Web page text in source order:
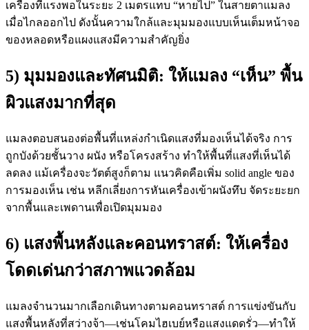
เครื่องที่แรงพอในระยะ 2 เมตรแทบ “หายไป” ในสายตาแมลง
เมื่อไกลออกไป ดังนั้นความใกล้และมุมมองแบบเห็นเต็มหน้าจอ
ของหลอดหรือแผงแสงมีความสำคัญยิ่ง
5) มุมมองและทัศนมิติ: ให้แมลง “เห็น” พื้น
ผิวแสงมากที่สุด
แมลงตอบสนองต่อพื้นที่แหล่งกำเนิดแสงที่มองเห็นได้จริง การ
ถูกบังด้วยชั้นวาง ผนัง หรือโครงสร้าง ทำให้พื้นที่แสงที่เห็นได้
ลดลง แม้เครื่องจะวัตต์สูงก็ตาม แนวคิดคือเพิ่ม solid angle ของ
การมองเห็น เช่น หลีกเลี่ยงการหันเครื่องเข้าผนังทึบ จัดระยะยก
จากพื้นและเพดานเพื่อเปิดมุมมอง
6) แสงพื้นหลังและคอนทราสต์: ให้เครื่อง
โดดเด่นกว่าสภาพแวดล้อม
แมลงจำนวนมากเลือกเดินทางตามคอนทราสต์ การแข่งขันกับ
แสงพื้นหลังที่สว่างจ้า—เช่นโคมไฮเบย์หรือแสงแดดรั่ว—ทำให้